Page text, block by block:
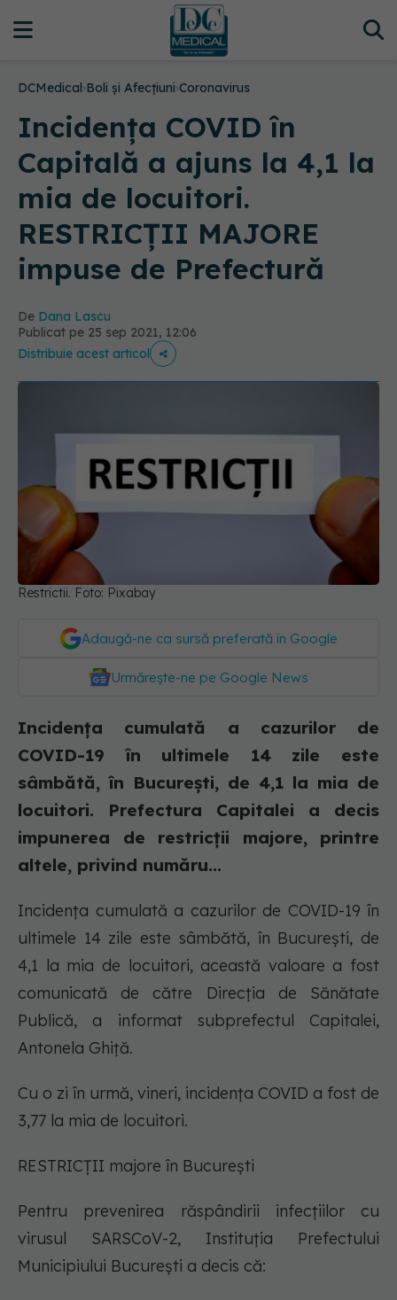
DCMedical›Boli și Afecțiuni›Coronavirus
Incidența COVID în
Capitală a ajuns la 4,1 la
mia de locuitori.
RESTRICȚII MAJORE
impuse de Prefectură
De Dana Lascu
Publicat pe 25 sep 2021, 12:06
Distribuie acest articol
Restrictii. Foto: Pixabay
Adaugă-ne ca sursă preferată în Google
Urmărește-ne pe Google News
Incidența cumulată a cazurilor de
COVID-19 în ultimele 14 zile este
sâmbătă, în București, de 4,1 la mia de
locuitori. Prefectura Capitalei a decis
impunerea de restricții majore, printre
altele, privind număru...
Incidența cumulată a cazurilor de COVID-19 în
ultimele 14 zile este sâmbătă, în București, de
4,1 la mia de locuitori, această valoare a fost
comunicată de către Direcţia de Sănătate
Publică, a informat subprefectul Capitalei,
Antonela Ghiță.
Cu o zi în urmă, vineri, incidența COVID a fost de
3,77 la mia de locuitori.
RESTRICȚII majore în București
Pentru prevenirea răspândirii infecțiilor cu
virusul SARSCoV-2, Instituția Prefectului
Municipiului București a decis că: